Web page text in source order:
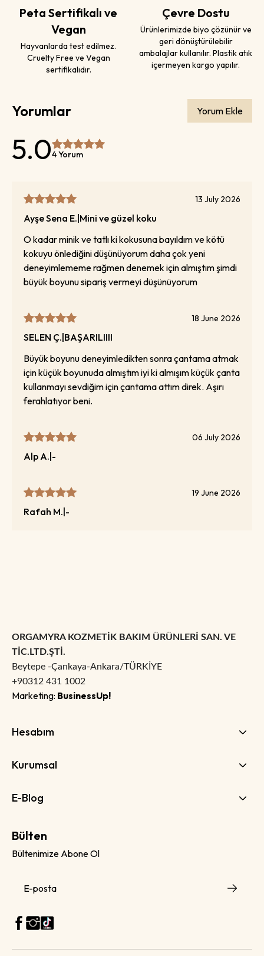
Peta Sertifikalı ve
Vegan
Hayvanlarda test edilmez.
Cruelty Free ve Vegan
sertifikalıdır.
Çevre Dostu
Ürünlerimizde biyo çözünür ve
geri dönüştürülebilir
ambalajlar kullanılır. Plastik atık
içermeyen kargo yapılır.
Yorumlar Yorum Ekle
5.04 Yorum
13 July 2026
Ayşe Sena E. Mini ve güzel koku
O kadar minik ve tatlı ki kokusuna bayıldım ve kötü
kokuyu önlediğini düşünüyorum daha çok yeni
deneyimlememe rağmen denemek için almıştım şimdi
büyük boyunu sipariş vermeyi düşünüyorum
18 June 2026
SELEN Ç. BAŞARILIIII
Büyük boyunu deneyimledikten sonra çantama atmak
için küçük boyunuda almıştım iyi ki almışım küçük çanta
kullanmayı sevdiğim için çantama attım direk. Aşırı
ferahlatıyor beni.
06 July 2026
Alp A. -
19 June 2026
Rafah M. -
ORGAMYRA KOZMETİK BAKIM ÜRÜNLERİ SAN. VE
TİC.LTD.ŞTİ.
Beytepe -Çankaya-Ankara/TÜRKİYE
+90312 431 1002
Marketing: BusinessUp!
Hesabım
Kurumsal
E-Blog
Bülten
Bültenimize Abone Ol